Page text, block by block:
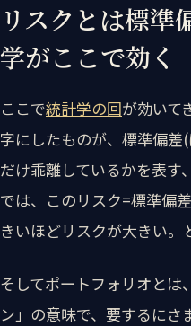
リスクとは標
学がここで効く
ここで統計学の回が効いて
字にしたものが、標準偏差
だけ乖離しているかを表す
では、このリスク=標準偏
きいほどリスクが大きい。
そしてポートフォリオとは
ン」の意味で、要するにさ